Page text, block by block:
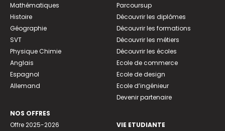
Mathématiques
Histoire
Géographie
SVT
Physique Chimie
Anglais
Espagnol
Allemand
NOS OFFRES
Offre 2025-2026
Parcoursup
Découvrir les diplômes
Découvrir les formations
Découvrir les métiers
Découvrir les écoles
Ecole de commerce
Ecole de design
Ecole d’ingénieur
Devenir partenaire
VIE ETUDIANTE